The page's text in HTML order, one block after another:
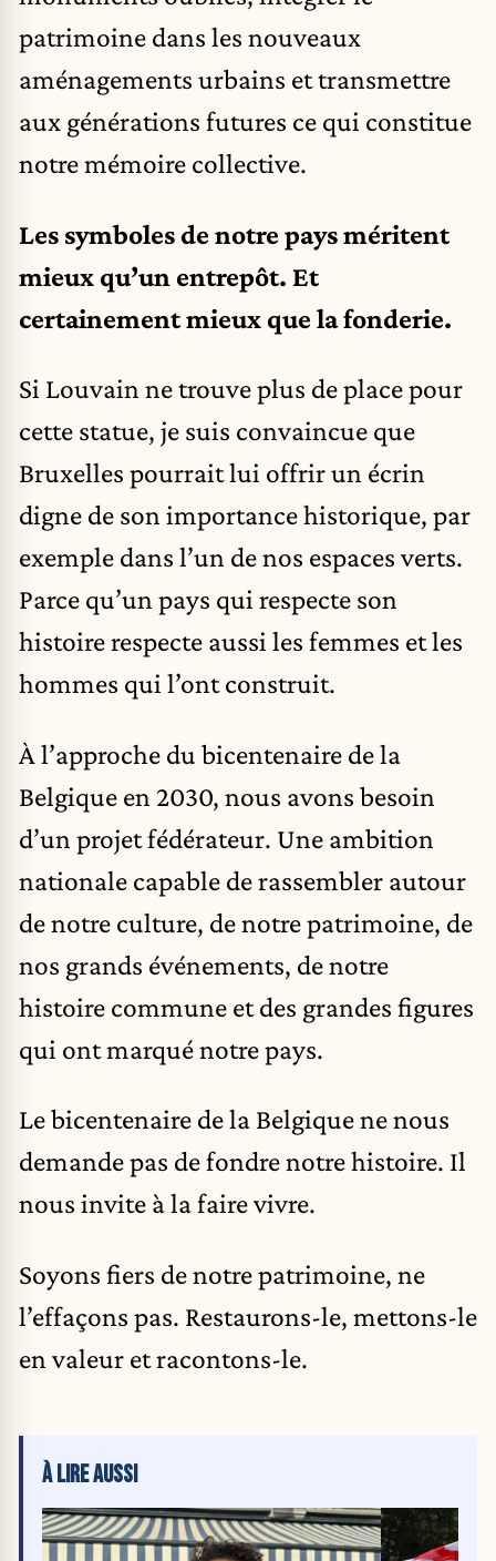
patrimoine dans les nouveaux
aménagements urbains et transmettre
aux générations futures ce qui constitue
notre mémoire collective.
Les symboles de notre pays méritent
mieux qu’un entrepôt. Et
certainement mieux que la fonderie.
Si Louvain ne trouve plus de place pour
cette statue, je suis convaincue que
Bruxelles pourrait lui offrir un écrin
digne de son importance historique, par
exemple dans l’un de nos espaces verts.
Parce qu’un pays qui respecte son
histoire respecte aussi les femmes et les
hommes qui l’ont construit.
À l’approche du bicentenaire de la
Belgique en 2030, nous avons besoin
d’un projet fédérateur. Une ambition
nationale capable de rassembler autour
de notre culture, de notre patrimoine, de
nos grands événements, de notre
histoire commune et des grandes figures
qui ont marqué notre pays.
Le bicentenaire de la Belgique ne nous
demande pas de fondre notre histoire. Il
nous invite à la faire vivre.
Soyons fiers de notre patrimoine, ne
l’effaçons pas. Restaurons-le, mettons-le
en valeur et racontons-le.
À LIRE AUSSI